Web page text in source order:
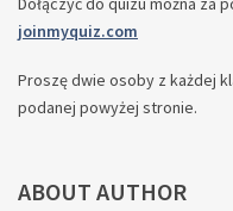
joinmyquiz.com
Proszę dwie osoby z każdej
podanej powyżej stronie.
ABOUT AUTHOR